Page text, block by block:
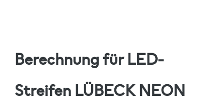
Berechnung für LED-
StreifenLÜBECK NEON